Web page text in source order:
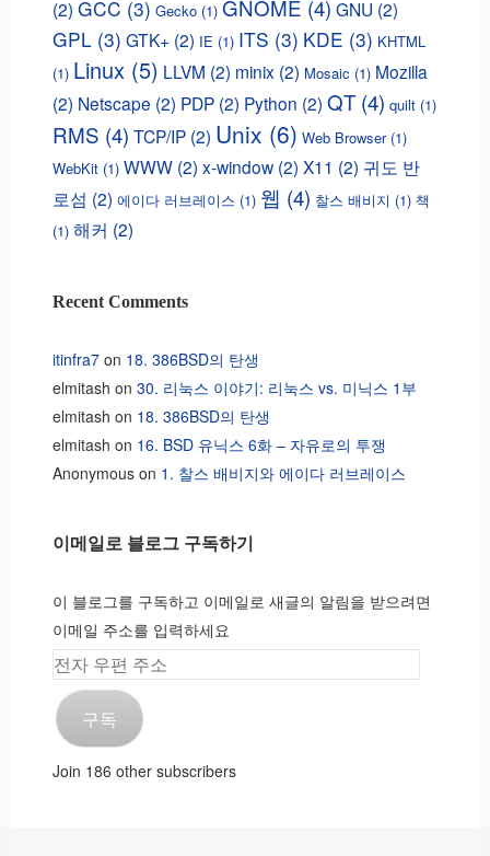
(2) GCC (3) Gecko(1) GNOME (4) GNU (2)
GPL(3) GTK+ (2) IE (1) ITS (3) KDE (3) KHTML
(1) Linux(5) LLVM (2) minix (2) Mosaic (1) Mozilla
(2) Netscape (2) PDP(2) Python (2) QT(4) quilt(1)
RMS (4) TCP/IP(2) Unix (6) Web Browser(1)
WebKit(1) WWW(2) x-window(2) X11 (2) 귀도 반
로섬 (2) 에이다 러브레이스 (1) 웹 (4) 찰스 배비지 (1) 책
(1) 해커 (2)
Recent Comments
itinfra7on 18. 386BSD의 탄생
elmitash on 30. 리눅스 이야기: 리눅스 vs. 미닉스 1부
elmitash on 18. 386BSD의 탄생
elmitash on 16. BSD 유닉스 6화 – 자유로의 투쟁
Anonymouson 1. 찰스 배비지와 에이다 러브레이스
이메일로 블로그 구독하기
이 블로그를 구독하고 이메일로 새글의 알림을 받으려면
이메일 주소를 입력하세요
전
자
우
편
주
구독
Join 186 other subscribers